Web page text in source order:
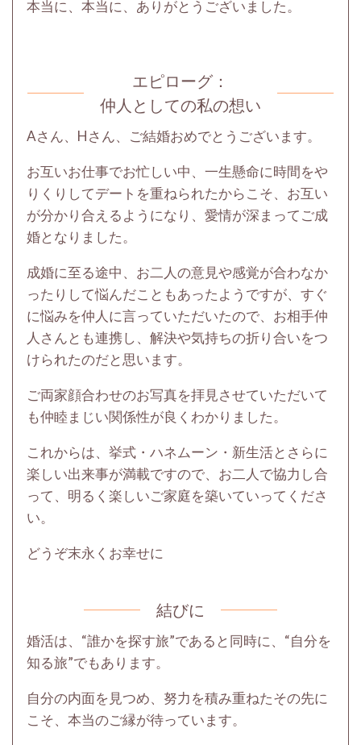
本当に、本当に、ありがとうございました。
エピローグ：
仲人としての私の想い
Aさん、 Hさん、ご結婚おめでとうございます。
お互いお仕事でお忙しい中、一生懸命に時間をや
りくりしてデートを重ねられたからこそ、お互い
が分かり合えるようになり、愛情が深まってご成
婚となりました。
成婚に至る途中、お二人の意見や感覚が合わなか
ったりして悩んだこともあったようですが、すぐ
に悩みを仲人に言っていただいたので、お相手仲
人さんとも連携し、解決や気持ちの折り合いをつ
けられたのだと思います。
ご両家顔合わせのお写真を拝見させていただいて
も仲睦まじい関係性が良くわかりました。
これからは、挙式・ハネムーン・新生活とさらに
楽しい出来事が満載ですので、お二人で協力し合
って、明るく楽しいご家庭を築いていってくださ
い。
どうぞ末永くお幸せに
結びに
婚活は、“誰かを探す旅”であると同時に、“自分を
知る旅”でもあります。
自分の内面を見つめ、努力を積み重ねたその先に
こそ、本当のご縁が待っています。